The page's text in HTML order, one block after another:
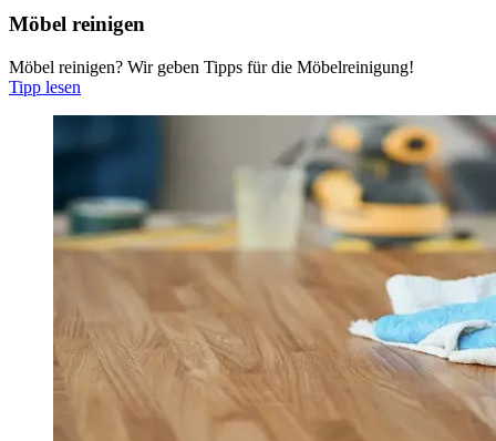
Möbel reinigen
Möbel reinigen? Wir geben Tipps für die Möbelreinigung!
Tipp lesen